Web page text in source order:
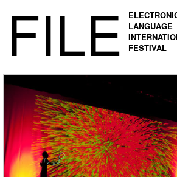
FILE
LANGUAGE
FESTIVAL